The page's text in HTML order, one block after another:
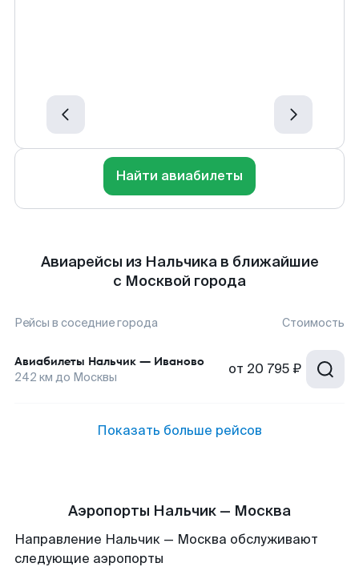
Найти авиабилеты
Авиарейсы из Нальчика в ближайшие
с Москвой города
Рейсы в соседние города Стоимость
Авиабилеты Нальчик — Иваново
242 км до Москвы от 20 795 ₽
Показать больше рейсов
Аэропорты Нальчик — Москва
Направление Нальчик — Москва обслуживают
следующие аэропорты